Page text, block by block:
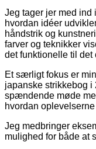
Jeg tager jer med
hvordan idéer
håndstrik og
farver og teknikker
det funktionelle til det
Et særligt fokus er
japanske strikkebog i
spændende møde
hvordan
Jeg medbringer
mulighed for både at